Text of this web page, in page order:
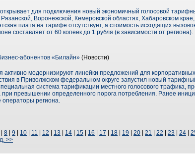
для подключения новый экономичный голосовой
Воронежской, Кемеровской областях, Хабаровском
плата на тарифе отсутствует, а стоимость исходящих
составляет от 60 копеек до 1 рубля (в зависимости от региона).
абонентов «Билайн» (Новости)
активно модернизируют линейки предложений для
в Приволжском федеральном округе запустил новый
система тарификации местного голосового трафика,
при превышении определенного порога потребления. Ранее
операторы региона.
8 9 10 11 12 13 14 15 16 17 18 19 20 21 22 23 24
>>